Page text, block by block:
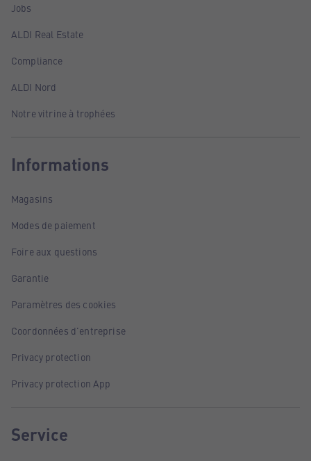
Jobs
ALDI Real Estate
Compliance
ALDI Nord
Notre vitrine à trophées
Informations
Magasins
Modes de paiement
Foire aux questions
Garantie
Paramètres des cookies
Coordonnées d'entreprise
Privacy protection
Privacy protection App
Service